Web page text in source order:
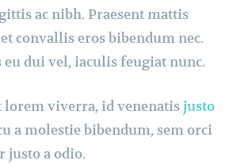
ac nibh. Praesent mattis
convallis eros bibendum nec.
eu dui vel, iaculis feugiat nunc.
lorem viverra, id venenatisjusto
a molestie bibendum, sem orci
justo a odio.